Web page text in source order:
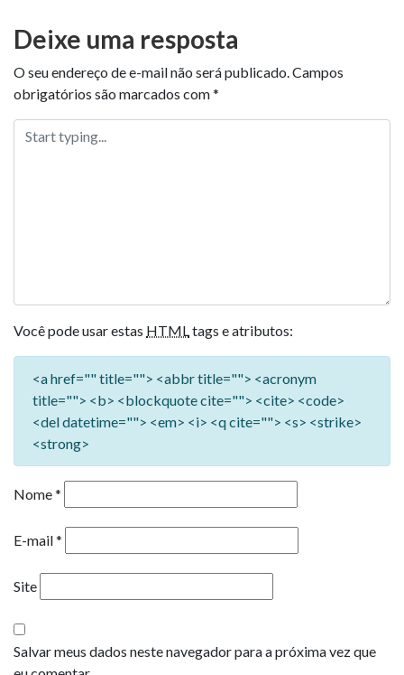
Deixe uma resposta
O seu endereço de e-mail não será publicado.Campos
obrigatórios são marcados com*
Você pode usar estas HTMLtags e atributos:
<a href="" title=""> <abbr title=""> <acronym
title=""> <b> <blockquote cite=""> <cite> <code>
<del datetime=""> <em> <i> <q cite=""> <s> <strike>
<strong>
Nome*
E-mail*
Site
Salvar meus dados neste navegador para a próxima vez que